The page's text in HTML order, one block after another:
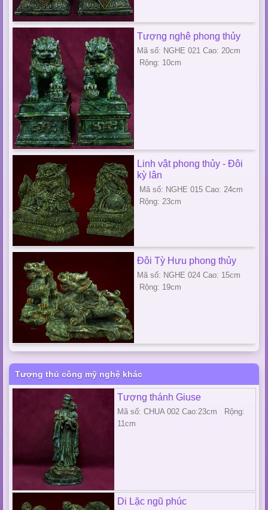
Tượng nghê phong thủy
Mã số: NGHE 021 Cao: 20cm
Rộng: 10cm
Linh vật phong thủy - Đôi
kỳ lân
Mã số: NGHE 015 Cao: 24cm
Rộng: 23cm
Đôi Tỳ Hưu phong thủy
Mã số: NGHE 024 Cao: 15cm
Rộng: 19cm
Tượng thủ công mỹ nghệ khác
Tượng thánh Giuse
Mã số: CHUA 002 Cao:23cm Rộng:
11cm
Di Lặc ngũ phúc